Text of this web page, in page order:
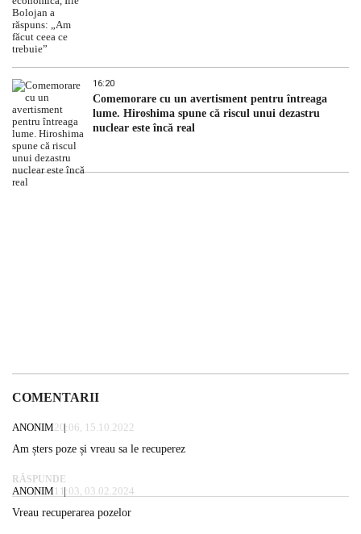
16:20
Comemorare cu un avertisment pentru întreaga
lume. Hiroshima spune că riscul unui dezastru
nuclear este încă real
COMENTARII
ANONIM20:06, 15.10.2022
Am șters poze și vreau sa le recuperez
RĂSPUNDE
ANONIM 11:03, 03.02.2024
Vreau recuperarea pozelor